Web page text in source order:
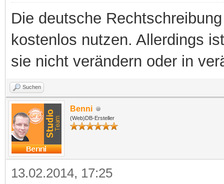
Die deutsche
kostenlos nutzen. Allerdings
sie nicht verändern oder in
Suchen
Benni
(Web)DB-Ersteller
13.02.2014, 17:25